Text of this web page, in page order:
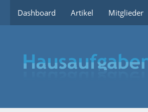
Dashboard Artikel Mitglieder